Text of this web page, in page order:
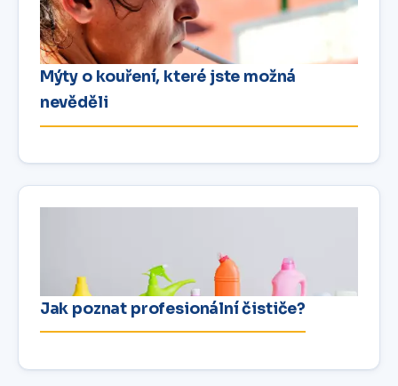
Mýty o kouření, které jste možná
nevěděli
Jak poznat profesionální čističe?